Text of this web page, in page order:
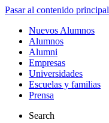
Pasar al contenido principal
Nuevos Alumnos
Alumnos
Alumni
Empresas
Universidades
Escuelas y familias
Prensa
Search